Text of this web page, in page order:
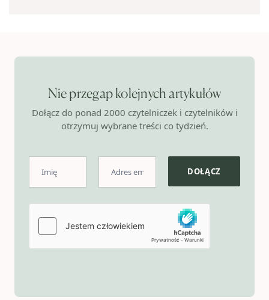
Nie przegap kolejnych artykułów
Dołącz do ponad 2000 czytelniczek i czytelników i
otrzymuj wybrane treści co tydzień.